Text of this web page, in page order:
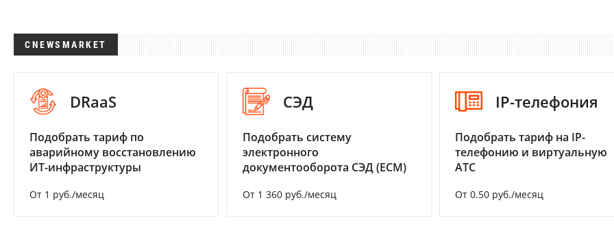
CNEWSMARKET
DRaaS
Подобрать тариф по
аварийному восстановлению
ИТ-инфраструктуры
От 1 руб./месяц
СЭД
Подобрать систему
электронного
документооборота СЭД (ECM)
От 1 360 руб./месяц
IP-телефония
Подобрать тариф на IP-
телефонию и виртуальную
АТС
От 0.50 руб./месяц